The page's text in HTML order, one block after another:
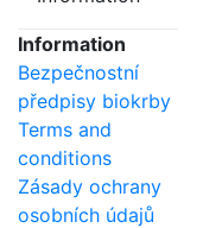
Information
Bezpečnostní
předpisy biokrby
Terms and
conditions
Zásady ochrany
osobních údajů